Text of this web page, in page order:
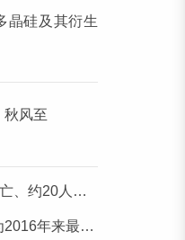
晶硅及其衍生
秋风至
，现场视频公布
年来最高纪录